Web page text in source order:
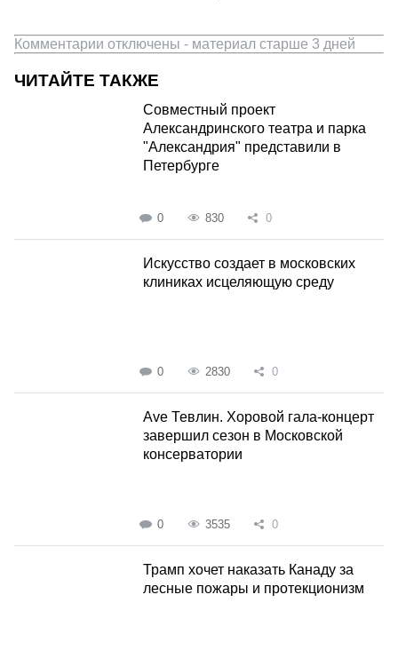
Комментарии отключены - материал старше 3 дней
ЧИТАЙТЕ ТАКЖЕ
Совместный проект
Александринского театра и парка
"Александрия" представили в
Петербурге
0 830 0
Искусство создает в московских
клиниках исцеляющую среду
0 2830 0
Ave Тевлин. Хоровой гала-концерт
завершил сезон в Московской
консерватории
0 3535 0
Трамп хочет наказать Канаду за
лесные пожары и протекционизм